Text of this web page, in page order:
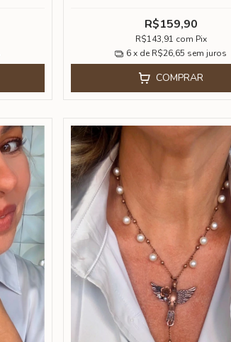
R$159,90
R$143,91 com Pix
6x de R$26,65 sem juros
COMPRAR